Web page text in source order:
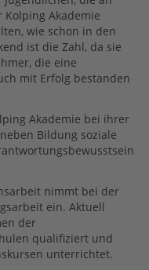
Akademie
wie schon in den
ist die Zahl, da sie
die eine
mit Erfolg bestanden
Akademie bei ihrer
Bildung soziale
nimmt bei der
ein. Aktuell
der
qualifiziert und
unterrichtet.